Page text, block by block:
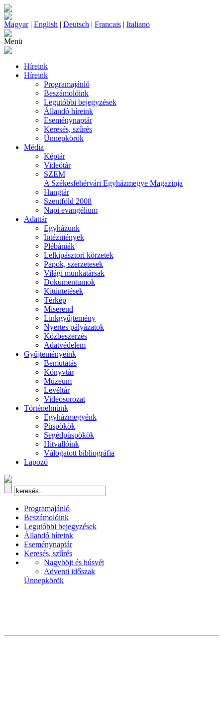
Magyar| English | Deutsch | Francais | Italiano
Menü
Híreink
Híreink
Programajánló
Beszámolóink
Legutóbbi bejegyzések
Állandó híreink
Eseménynaptár
Keresés, szűrés
Ünnepkörök
Média
Képtár
Videótár
SZEM
A Székesfehérvári Egyházmegye Magazinja
Hangtár
Szentföld 2008
Napi evangélium
Adattár
Egyházunk
Intézmények
Plébániák
Lelkipásztori körzetek
Papok, szerzetesek
Világi munkatársak
Dokumentumok
Kitüntetések
Térkép
Miserend
Linkgyűjtemény
Nyertes pályázatok
Közbeszerzés
Adatvédelem
Gyűjteményeink
Bemutatás
Könyvtár
Múzeum
Levéltár
Videósorozat
Történelmünk
Egyházmegyénk
Püspökök
Segédpüspökök
Hitvallóink
Válogatott bibliográfia
Lapozó
Programajánló
Beszámolóink
Legutóbbi bejegyzések
Állandó híreink
Eseménynaptár
Keresés, szűrés
Nagyböjt és húsvét
Adventi időszak
Ünnepkörök